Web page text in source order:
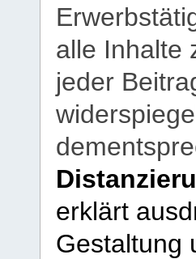
alle Inhalte
jeder
erklärt
Gestaltung